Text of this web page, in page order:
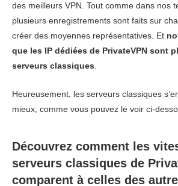
des meilleurs VPN. Tout comme dans nos
plusieurs enregistrements sont faits sur
créer des moyennes représentatives. Et
que les IP dédiées de PrivateVPN sont
serveurs classiques
Heureusement, les serveurs classiques
mieux, comme vous pouvez le voir ci-
Découvrez comment les
serveurs classiques de
comparent à celles des